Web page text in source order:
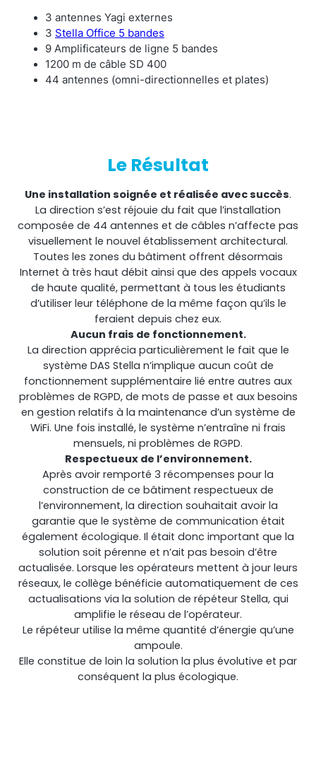
3 antennes Yagi externes
3 Stella Office 5 bandes
9 Amplificateurs de ligne 5 bandes
1200 m de câble SD 400
44 antennes (omni-directionnelles et plates)
Le Résultat
Une installation soignée et réalisée avec succès.
La direction s’est réjouie du fait que l’installation
composée de 44 antennes et de câbles n’affecte pas
visuellement le nouvel établissement architectural.
Toutes les zones du bâtiment offrent désormais
Internet à très haut débit ainsi que des appels vocaux
de haute qualité, permettant à tous les étudiants
d’utiliser leur téléphone de la même façon qu’ils le
feraient depuis chez eux.
Aucun frais de fonctionnement.
La direction apprécia particulièrement le fait que le
système DAS Stella n’implique aucun coût de
fonctionnement supplémentaire lié entre autres aux
problèmes de RGPD, de mots de passe et aux besoins
en gestion relatifs à la maintenance d’un système de
WiFi. Une fois installé, le système n’entraîne ni frais
mensuels, ni problèmes de RGPD.
Respectueux de l’environnement.
Après avoir remporté 3 récompenses pour la
construction de ce bâtiment respectueux de
l’environnement, la direction souhaitait avoir la
garantie que le système de communication était
également écologique. Il était donc important que la
solution soit pérenne et n’ait pas besoin d’être
actualisée. Lorsque les opérateurs mettent à jour leurs
réseaux, le collège bénéficie automatiquement de ces
actualisations via la solution de répéteur Stella, qui
amplifie le réseau de l’opérateur.
Le répéteur utilise la même quantité d’énergie qu’une
ampoule.
Elle constitue de loin la solution la plus évolutive et par
conséquent la plus écologique.